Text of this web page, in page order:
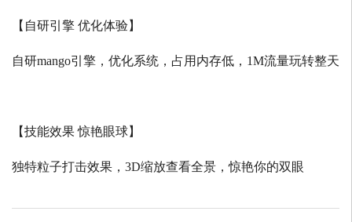
【自研引擎 优化体验】
自研mango引擎，优化系统，占用内存低， 1M流量玩转整天
【技能效果 惊艳眼球】
独特粒子打击效果， 3D缩放查看全景，惊艳你的双眼